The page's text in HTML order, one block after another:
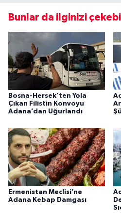
Bunlar da ilginizi
Bosna-Hersek’ten Yola
Çıkan Filistin Konvoyu
Adana’dan Uğurlandı
Ermenistan Meclisi’ne
Adana Kebap Damgası